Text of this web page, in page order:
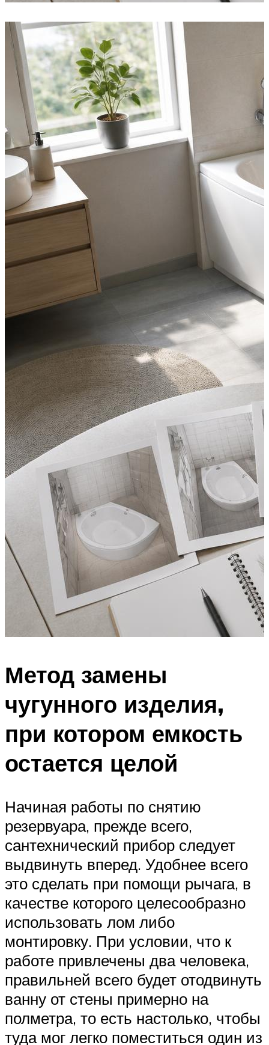
Метод замены
чугунного изделия,
при котором емкость
остается целой
Начиная работы по снятию
резервуара, прежде всего,
сантехнический прибор следует
выдвинуть вперед. Удобнее всего
это сделать при помощи рычага, в
качестве которого целесообразно
использовать лом либо
монтировку. При условии, что к
работе привлечены два человека,
правильней всего будет отодвинуть
ванну от стены примерно на
полметра, то есть настолько, чтобы
туда мог легко поместиться один из